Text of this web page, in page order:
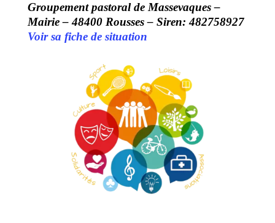
Groupement pastoral de Massevaques –
Mairie – 48400 Rousses – Siren: 482758927
Voir sa fiche de situation